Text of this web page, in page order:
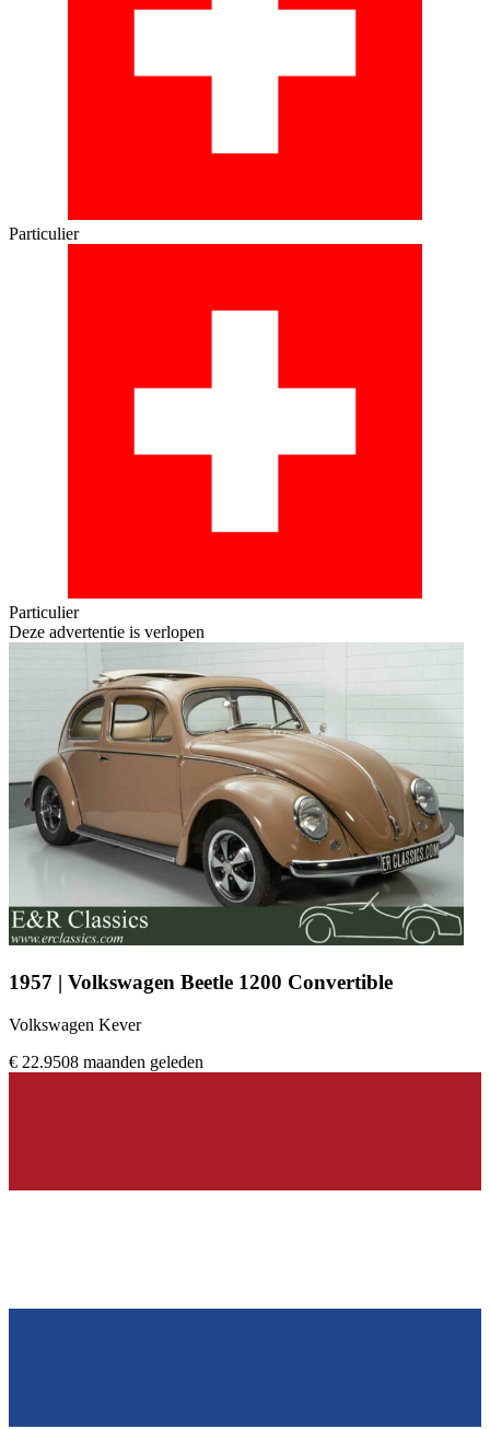
Particulier
Particulier
Deze advertentie is verlopen
1957 | Volkswagen Beetle 1200 Convertible
Volkswagen Kever
€ 22.9508 maanden geleden